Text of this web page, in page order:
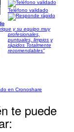
Teléfono validado
y su equipo muy
profesionales,
puntuales, limpios y
rápidos Totalmente
recomendables"
en Cronoshare
te puede